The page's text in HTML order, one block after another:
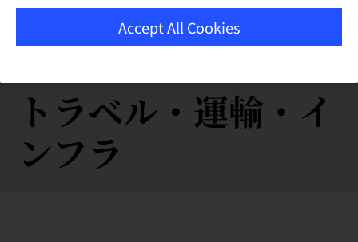
トラベル・運輸・イ
ンフラ
Accept All Cookies